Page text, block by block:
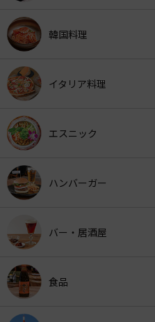
韓国料理
イタリア料理
エスニック
ハンバーガー
バー・居酒屋
食品